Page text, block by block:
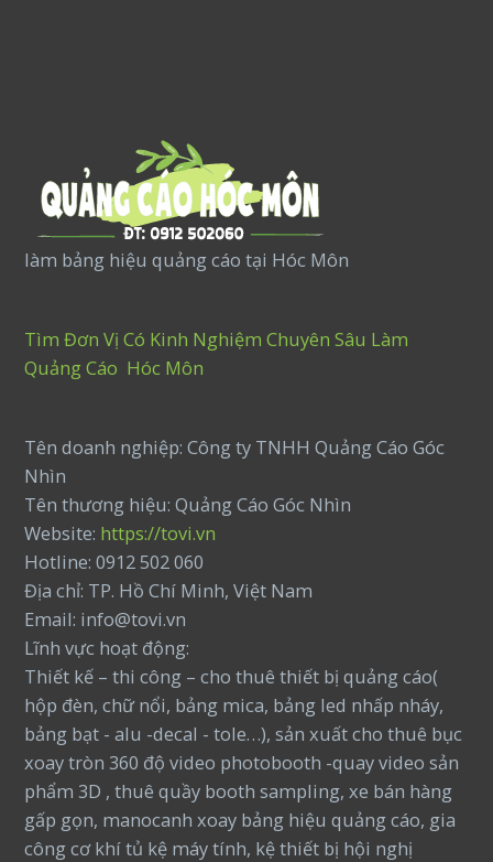
làm bảng hiệu quảng cáo tại Hóc Môn
Tìm Đơn Vị Có Kinh Nghiệm Chuyên Sâu Làm
Quảng Cáo Hóc Môn
Tên doanh nghiệp: Công ty TNHH Quảng Cáo Góc
Nhìn
Tên thương hiệu: Quảng Cáo Góc Nhìn
Website: https://tovi.vn
Hotline: 0912 502 060
Địa chỉ: TP. Hồ Chí Minh, Việt Nam
Email: info@tovi.vn
Lĩnh vực hoạt động:
Thiết kế – thi công – cho thuê thiết bị quảng cáo(
hộp đèn, chữ nổi, bảng mica, bảng led nhấp nháy,
bảng bạt - alu -decal - tole…), sản xuất cho thuê bục
xoay tròn 360 độ video photobooth -quay video sản
phẩm 3D , thuê quầy booth sampling, xe bán hàng
gấp gọn, manocanh xoay bảng hiệu quảng cáo, gia
công cơ khí tủ kệ máy tính, kệ thiết bị hội nghị